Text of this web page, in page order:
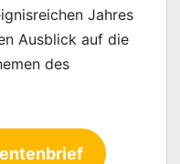
Jahres
Ausblick auf die
des